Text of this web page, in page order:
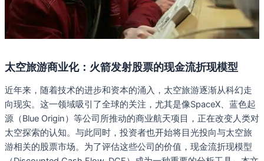
太空旅游商业化：火箭发射股票的现金流折现模型
近年来，随着技术的进步和资本的涌入，太空旅游逐渐从科幻走
向现实。这一领域吸引了全球的关注，尤其是像SpaceX、蓝色起
源（Blue Origin）等公司所推动的商业航天项目，正在改变人类对
太空探索的认知。与此同时，投资者也开始将目光投向与太空旅
游相关的股票市场。为了评估这些公司的价值，现金流折现模型